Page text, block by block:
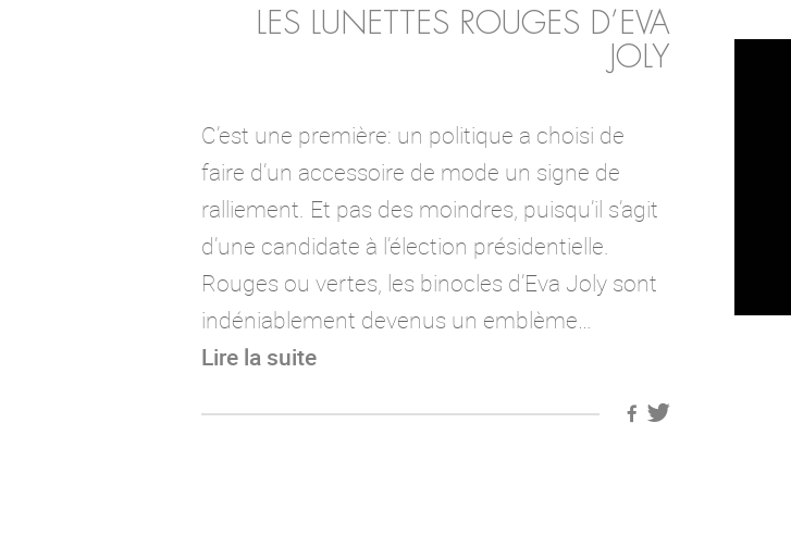
LES LUNETTES ROUGES D’EVA
JOLY
C’est une première: un politique a choisi de
faire d’un accessoire de mode un signe de
ralliement. Et pas des moindres, puisqu’il s’agit
d’une candidate à l’élection présidentielle.
Rouges ou vertes, les binocles d’Eva Joly sont
indéniablement devenus un emblème…
Lire la suite